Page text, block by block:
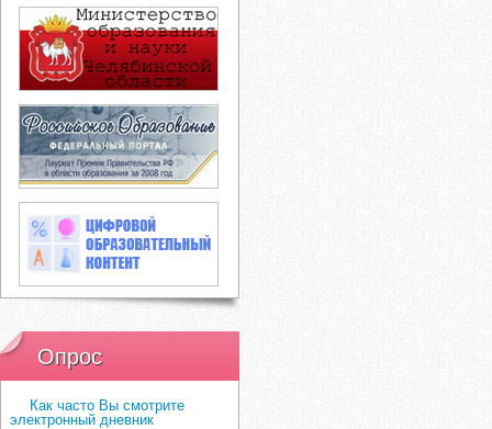
Опрос
Как часто Вы смотрите
электронный дневник